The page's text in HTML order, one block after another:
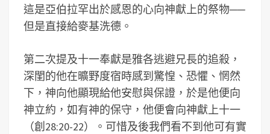
這是亞伯拉罕出於感恩的心向神獻上的祭物──
但是直接給麥基洗德。
第二次提及十一奉獻是雅各逃避兄長的追殺，
深閨的他在曠野度宿時感到驚惶、恐懼、惘然
下，神向他顯現給他安慰與保證，於是他便向
神立約，如有神的保守，他便會向神獻上十一
（創28:20-22）。可惜及後我們看不到他可有實